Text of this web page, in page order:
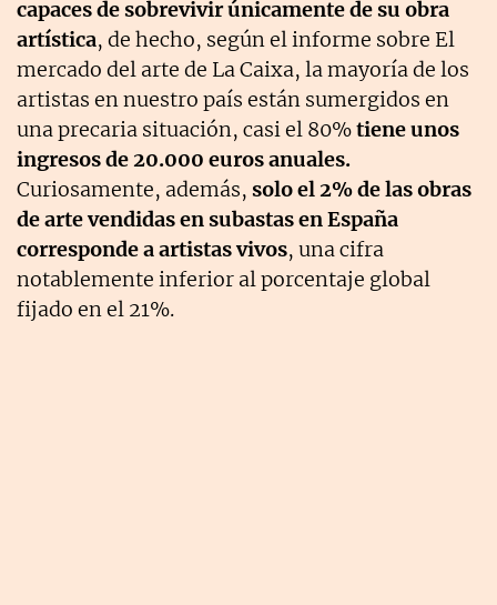
capaces de sobrevivir únicamente de su obra
artística, de hecho, según el informe sobre El
mercado del arte de La Caixa, la mayoría de los
artistas en nuestro país están sumergidos en
una precaria situación, casi el 80%tiene unos
ingresos de 20.000 euros anuales.
Curiosamente, además, solo el 2% de las obras
de arte vendidas en subastas en España
corresponde a artistas vivos, una cifra
notablemente inferior al porcentaje global
fijado en el 21%.